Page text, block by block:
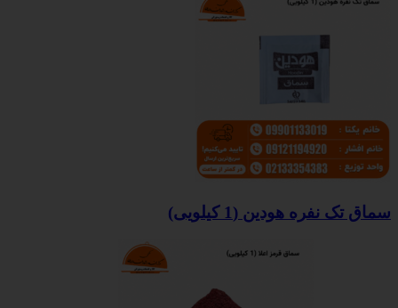
سماق تک نفره هودین (1 کیلویی)